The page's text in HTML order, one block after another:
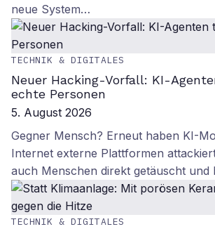
neue System…
TECHNIK & DIGITALES
Neuer Hacking-Vorfall: KI-
echte Personen
5. August 2026
Gegner Mensch? Erneut haben KI-
Internet externe Plattformen
auch Menschen direkt getäuscht und
TECHNIK & DIGITALES